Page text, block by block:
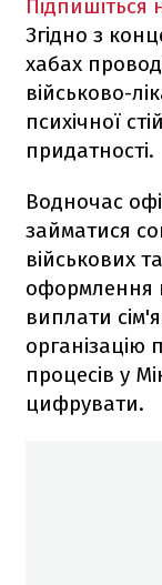
Згідно з
хабах
військово-
психічної
придатності.
Водночас
займатися
військових
оформлення
виплати
організацію
процесів у
цифрувати.